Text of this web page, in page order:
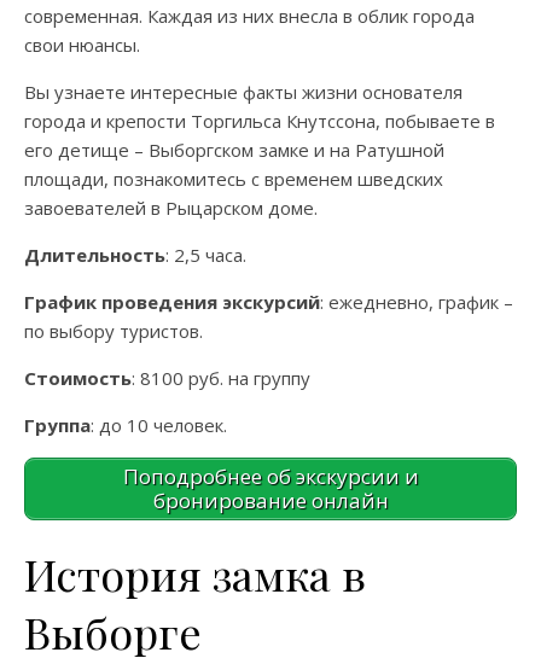
современная. Каждая из них внесла в облик города
свои нюансы.
Вы узнаете интересные факты жизни основателя
города и крепости Торгильса Кнутссона, побываете в
его детище – Выборгском замке и на Ратушной
площади, познакомитесь с временем шведских
завоевателей в Рыцарском доме.
Длительность: 2,5 часа.
График проведения экскурсий: ежедневно, график –
по выбору туристов.
Стоимость: 8100 руб. на группу
Группа: до 10 человек.
Поподробнее об экскурсии и
бронирование онлайн
История замка в
Выборге